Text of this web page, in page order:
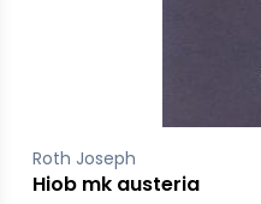
Roth Joseph
Hiob mk austeria